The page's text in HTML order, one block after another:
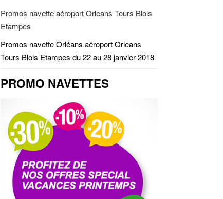
Promos navette aéroport Orleans Tours Blois
Etampes
Promos navette Orléans aéroport Orleans
Tours Blois Etampes du 22 au 28 janvier 2018
PROMO NAVETTES